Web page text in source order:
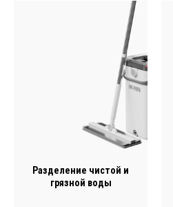
Разделение чистой и
грязной воды